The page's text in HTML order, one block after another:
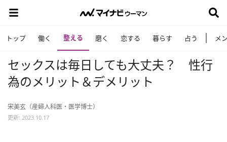
トップ 働く 整える 磨く 恋する 暮らす 占う メ
セックスは毎日しても大丈夫？ 性行
為のメリット＆デメリット
宋美玄（産婦人科医・医学博士）
更新: 2023.10.17